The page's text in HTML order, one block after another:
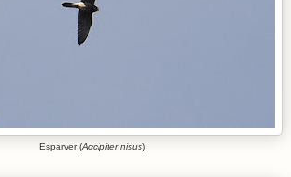
Esparver (Accipiter nisus)